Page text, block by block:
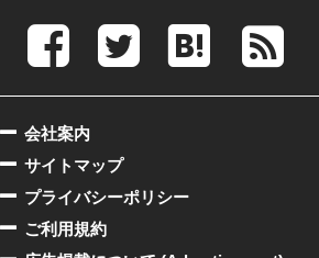
会社案内
サイトマップ
プライバシーポリシー
ご利用規約